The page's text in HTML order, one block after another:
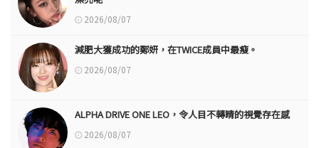
2026/08/07
減肥大獲成功的鄭妍，在TWICE成員中最瘦。
2026/08/07
ALPHA DRIVE ONE LEO，令人目不轉睛的視覺存在感
2026/08/07